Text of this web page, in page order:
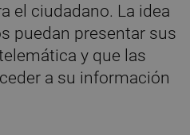
el ciudadano. La idea
puedan presentar sus
y que las
a su información